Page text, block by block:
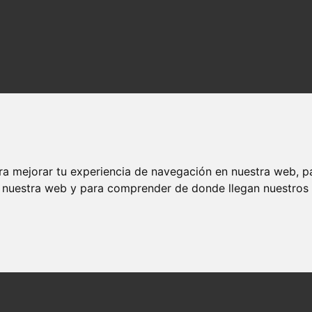
mejorar tu experiencia de navegación en nuestra web,
web y para comprender de donde llegan